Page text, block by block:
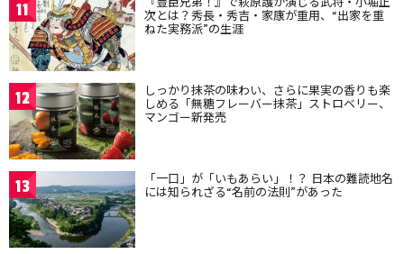
11 次とは？秀長・秀吉・家康が重用、“出家を重
ねた実務派”の生涯
12 しっかり抹茶の味わい、さらに果実の香りも楽
しめる「無糖フレーバー抹茶」ストロベリー、
マンゴー新発売
13 「一口」が「いもあらい」！？ 日本の難読地名
には知られざる“名前の法則”があった